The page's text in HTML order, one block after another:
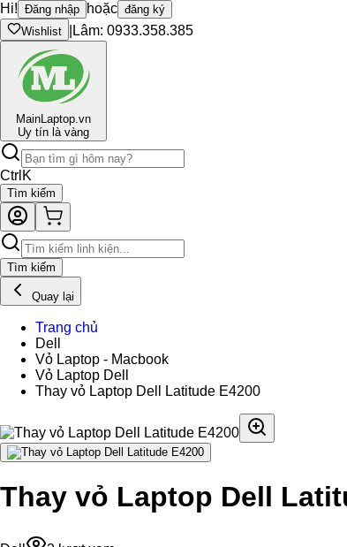
Hi! Đăng nhập hoặc đăng ký
Wishlist
Lâm: 0933.358.385
MainLaptop.vn
Uy tín là vàng
Ctrl K
Tìm kiếm
Tìm kiếm
Quay lại
Trang chủ
Dell
Vỏ Laptop - Macbook
Vỏ Laptop Dell
Thay vỏ Laptop Dell Latitude E4200
Thay vỏ Laptop Dell